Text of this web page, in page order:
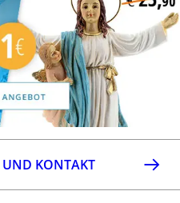
UND KONTAKT